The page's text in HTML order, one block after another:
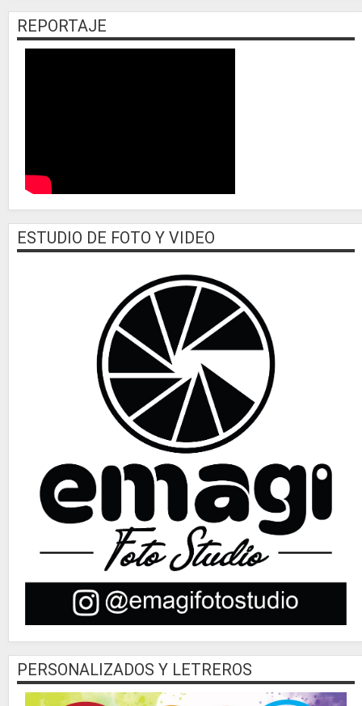
REPORTAJE
ESTUDIO DE FOTO Y VIDEO
PERSONALIZADOS Y LETREROS